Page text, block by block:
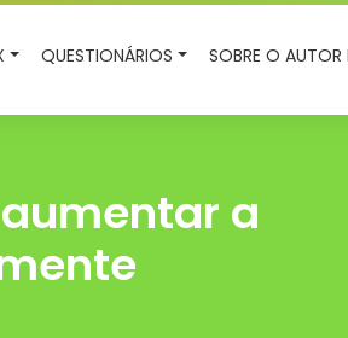
QUESTIONÁRIOS SOBRE O
a